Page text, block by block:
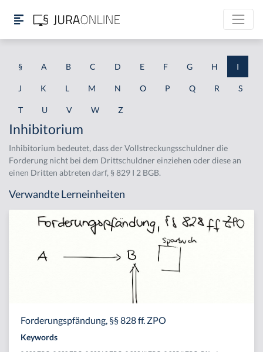
§ A B C D E F G H I
J K L M N O P Q R S
T U V W Z
Inhibitorium
Inhibitorium bedeutet, dass der Vollstreckungsschuldner die
Forderung nicht bei dem Drittschuldner einziehen oder diese an
einen Dritten abtreten darf, § 829 I 2 BGB.
Verwandte Lerneinheiten
Forderungspfändung, §§ 828 ff. ZPO
Keywords